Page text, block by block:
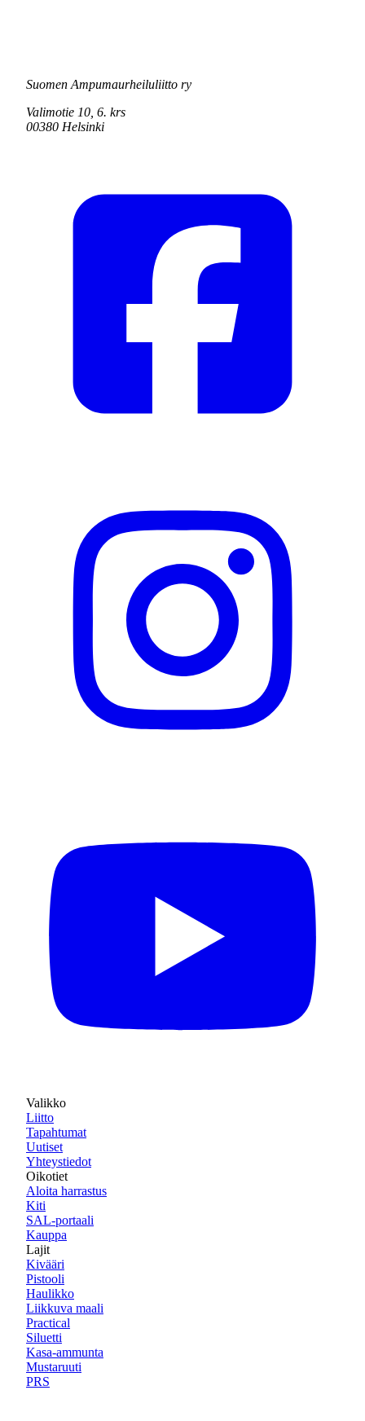
Suomen Ampumaurheiluliitto ry
Valimotie 10, 6. krs
00380 Helsinki
Valikko
Liitto
Tapahtumat
Uutiset
Yhteystiedot
Oikotiet
Aloita harrastus
Kiti
SAL-portaali
Kauppa
Lajit
Kivääri
Pistooli
Haulikko
Liikkuva maali
Practical
Siluetti
Kasa-ammunta
Mustaruuti
PRS